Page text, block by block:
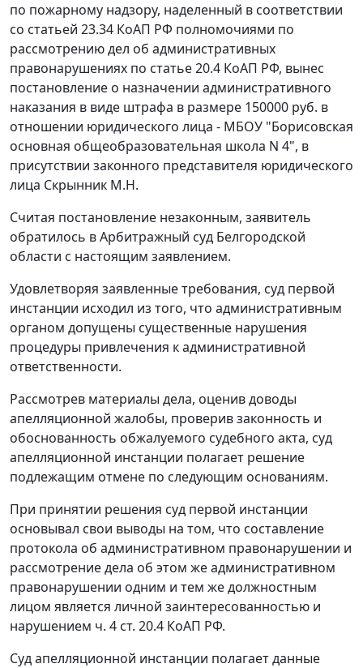
по пожарному надзору, наделенный в соответствии
со статьей 23.34 КоАП РФ полномочиями по
рассмотрению дел об административных
правонарушениях по статье 20.4 КоАП РФ, вынес
постановление о назначении административного
наказания в виде штрафа в размере 150000 руб. в
отношении юридического лица - МБОУ "Борисовская
основная общеобразовательная школа N 4", в
присутствии законного представителя юридического
лица Скрынник М.Н.
Считая постановление незаконным, заявитель
обратилось в Арбитражный суд Белгородской
области с настоящим заявлением.
Удовлетворяя заявленные требования, суд первой
инстанции исходил из того, что административным
органом допущены существенные нарушения
процедуры привлечения к административной
ответственности.
Рассмотрев материалы дела, оценив доводы
апелляционной жалобы, проверив законность и
обоснованность обжалуемого судебного акта, суд
апелляционной инстанции полагает решение
подлежащим отмене по следующим основаниям.
При принятии решения суд первой инстанции
основывал свои выводы на том, что составление
протокола об административном правонарушении и
рассмотрение дела об этом же административном
правонарушении одним и тем же должностным
лицом является личной заинтересованностью и
нарушением ч. 4 ст. 20.4 КоАП РФ.
Суд апелляционной инстанции полагает данные